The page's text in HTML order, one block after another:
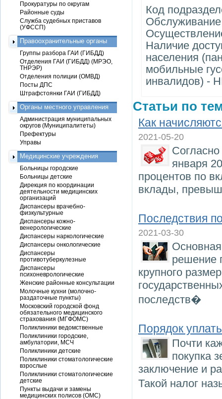
Код
Наличие
населения
мобильные
инвалидов) -
Статьи по
Как
2021-05-20
января
процентов по
вклады,
Последствия
2021-03-30
решение
крупного
последств�
Порядок
Почти
покупка
заключение и
Такой налог
Прокуратуры по округам
Районные суды
Служба судебных приставов
(УФССП)
Правоохранительные органы
Группы разбора ГАИ (ГИБДД)
Отделения ГАИ (ГИБДД) (МРЭО,
ТНРЭР)
Отделения полиции (ОМВД)
Посты ДПС
Штрафстоянки ГАИ (ГИБДД)
Органы местного управления
Администрация муниципальных
округов (Муниципалитеты)
Префектуры
Управы
Медицинские учреждения
Больницы городские
Больницы детские
Дирекция по координации
деятельности медицинских
организаций
Диспансеры врачебно-
физкультурные
Диспансеры кожно-
венерологические
Диспансеры наркологические
Диспансеры онкологические
Диспансеры
противотуберкулезные
Диспансеры
психоневрологические
Женские районные консультации
Молочные кухни (молочно-
раздаточные пункты)
Московский городской фонд
обязательного медицинского
страхования (МГФОМС)
Поликлиники ведомственные
Поликлиники городские,
амбулатории, МСЧ
Поликлиники детские
Поликлиники стоматологические
взрослые
Поликлиники стоматологические
детские
Пункты выдачи и замены
медицинских полисов (ОМС)